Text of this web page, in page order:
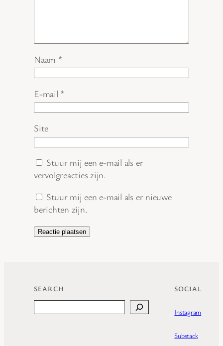
Naam *
E-mail *
Site
Stuur mij een e-mail als er
vervolgreacties zijn.
Stuur mij een e-mail als er nieuwe
berichten zijn.
SEARCH SOCIAL
Instagram
Substack